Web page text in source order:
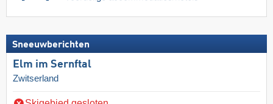
Sneeuwberichten
Elm im Sernftal
Zwitserland